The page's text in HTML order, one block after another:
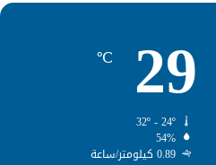
29
℃
54%
0.89 كيلومتر/ساعة